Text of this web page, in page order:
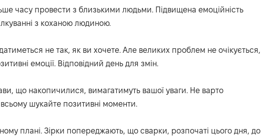
часу провести з близькими людьми. Підвищена емоційність
з коханою людиною.
не так, як ви хочете. Але великих проблем не очікується,
емоції. Відповідний день для змін.
що накопичилися, вимагатимуть вашої уваги. Не варто
шукайте позитивні моменти.
плані. Зірки попереджають, що сварки, розпочаті цього дня, до